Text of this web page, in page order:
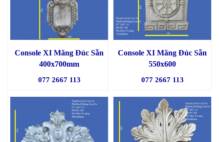
Console XI Măng Đúc Sẵn
400x700mm
077 2667 113
Console XI Măng Đúc Sẵn
550x600
077 2667 113